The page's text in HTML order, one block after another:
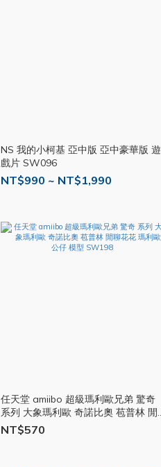
NS 我的小柯基 亞中版 亞中豪華版 遊
戲片 SW096
NT$990 ~ NT$1,990
任天堂 amiibo 超級瑪利歐兄弟 驚奇
系列 大象瑪利歐 奇諾比奧 苞普林 閒
聊花花 瑪利歐 公仔 模型 SW198
NT$570